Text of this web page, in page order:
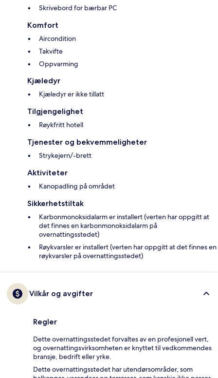
Skrivebord for bærbar PC
Komfort
Aircondition
Takvifte
Oppvarming
Kjæledyr
Kjæledyr er ikke tillatt
Tilgjengelighet
Røykfritt hotell
Tjenester og bekvemmeligheter
Strykejern/-brett
Aktiviteter
Kanopadling på området
Sikkerhetstiltak
Karbonmonoksidalarm er installert (verten har oppgitt at
det finnes en karbonmonoksidalarm på
overnattingsstedet)
Røykvarsler er installert (verten har oppgitt at det finnes en
røykvarsler på overnattingsstedet)
Vilkår og avgifter
Regler
Dette overnattingsstedet forvaltes av en profesjonell vert,
og overnattingsvirksomheten er knyttet til vedkommendes
bransje, bedrift eller yrke.
Dette overnattingsstedet har utendørsområder, som